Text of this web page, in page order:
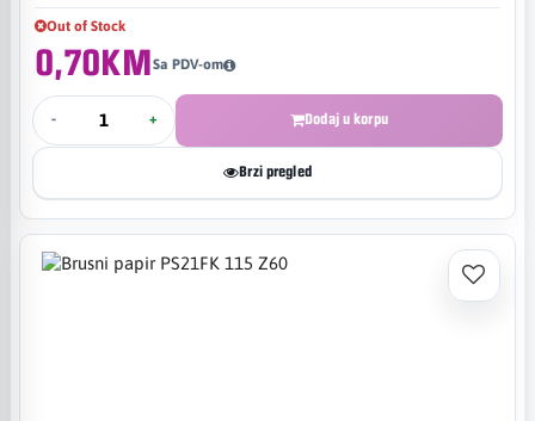
Out of Stock
0,70KMSa PDV-om
- + Dodaj u korpu
Brzi pregled